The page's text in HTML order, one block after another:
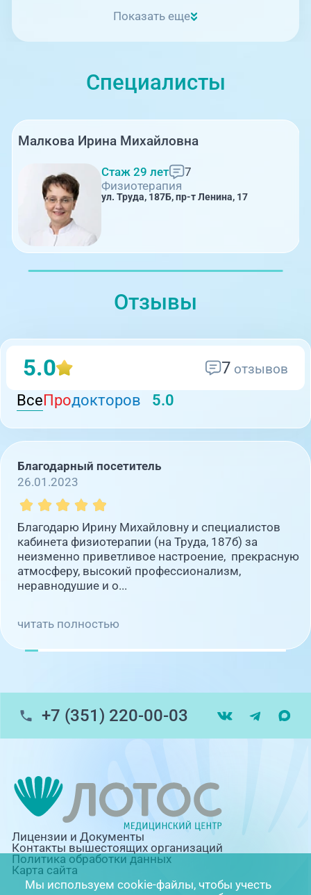
Показать еще
Специалисты
Малкова Ирина Михайловна
Стаж 29 лет
7
Физиотерапия
ул. Труда, 187Б, пр-т Ленина, 17
Отзывы
5.0 7отзывов
ВсеПродокторов 5.0
Благодарный посетитель
26.01.2023
Благодарю Ирину Михайловну и специалистов
кабинета физиотерапии (на Труда, 187б) за
неизменно приветливое настроение, прекрасную
атмосферу, высокий профессионализм,
неравнодушие и о...
читать полностью
+7 (351) 220-00-03
Лицензии и Документы
Контакты вышестоящих организаций
Политика обработки данных
Карта сайта
Мы используем cookie-файлы, чтобы учесть